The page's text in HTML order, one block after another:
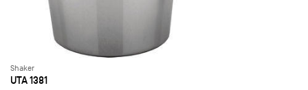
Shaker
UTA 1381